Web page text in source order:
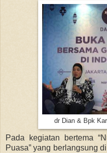
dr Dian & Bpk
Pada kegiatan bertema
Puasa” yang berlangsung